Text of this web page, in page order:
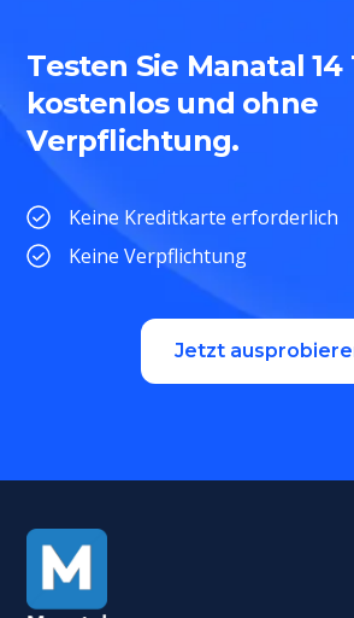
Testen Sie Manatal 14
kostenlos und ohne
Verpflichtung.
Keine Kreditkarte erforderlich
Keine Verpflichtung
Jetzt